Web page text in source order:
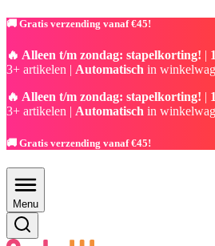
🚚 Gratis verzending vanaf €45!
🔥 Alleen t/m zondag: stapelkorting! |
3+ artikelen | Automatisch in
🔥 Alleen t/m zondag: stapelkorting! |
3+ artikelen | Automatisch in
🚚 Gratis verzending vanaf €45!
Menu